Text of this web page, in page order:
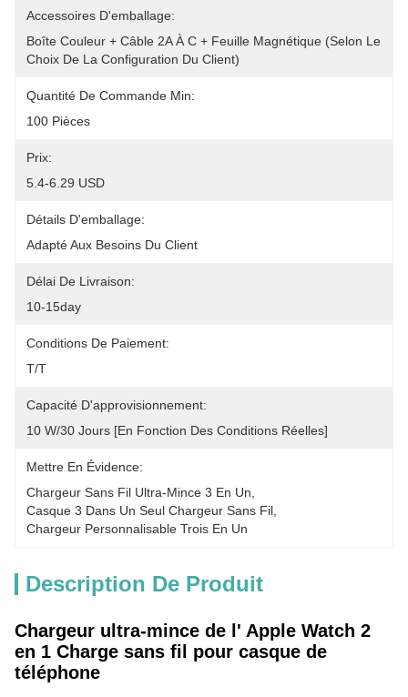
Accessoires D'emballage:
Boîte Couleur + Câble 2A À C + Feuille Magnétique (selon Le
Choix De La Configuration Du Client)
Quantité De Commande Min:
100 Pièces
Prix:
5.4-6.29 USD
Détails D'emballage:
Adapté Aux Besoins Du Client
Délai De Livraison:
10-15day
Conditions De Paiement:
T/T
Capacité D'approvisionnement:
10 W/30 Jours [en Fonction Des Conditions Réelles]
Mettre En Évidence:
Chargeur Sans Fil Ultra-Mince 3 En Un
Casque 3 Dans Un Seul Chargeur Sans Fil
Chargeur Personnalisable Trois En Un
Description De Produit
Chargeur ultra-mince de l' Apple Watch 2
en 1 Charge sans fil pour casque de
téléphone